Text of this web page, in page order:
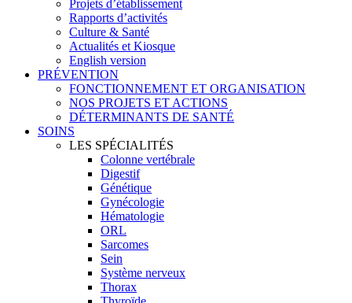
Projets d’établissement
Rapports d’activités
Culture & Santé
Actualités et Kiosque
English version
PRÉVENTION
FONCTIONNEMENT ET ORGANISATION
NOS PROJETS ET ACTIONS
DÉTERMINANTS DE SANTÉ
SOINS
LES SPÉCIALITÉS
Colonne vertébrale
Digestif
Génétique
Gynécologie
Hématologie
ORL
Sarcomes
Sein
Système nerveux
Thorax